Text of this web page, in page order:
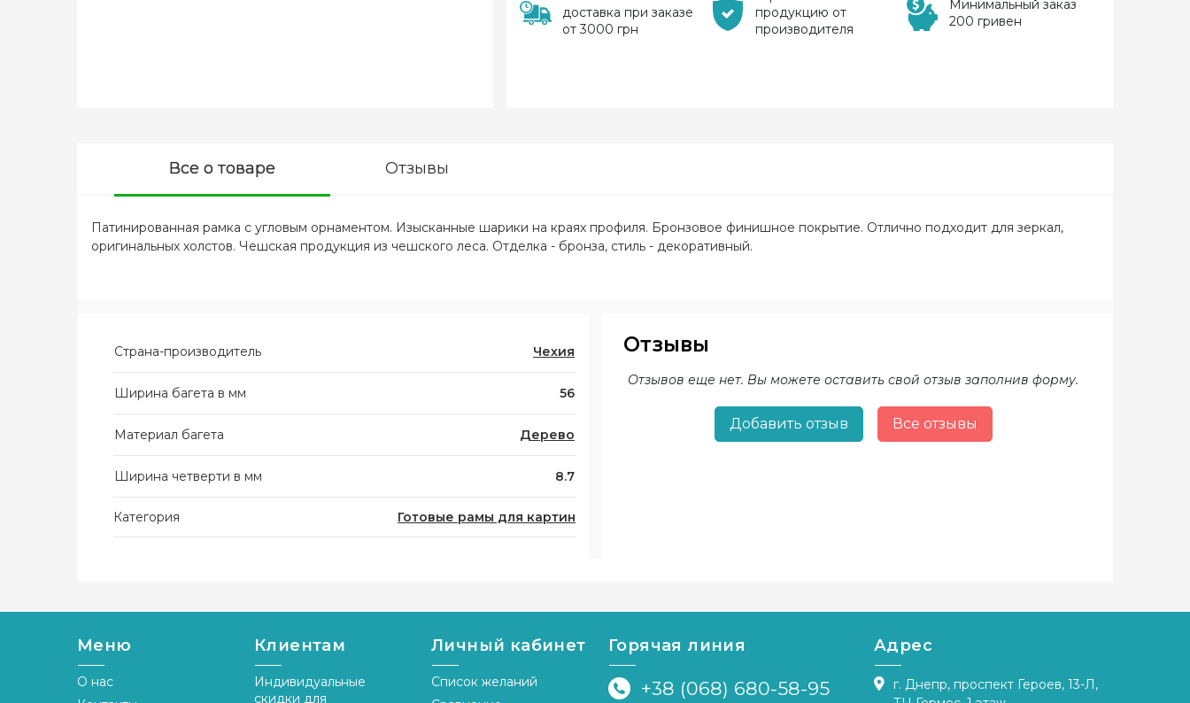
доставка при заказе
от 3000 грн
продукцию от
производителя
Минимальный заказ
200 гривен
Все о товаре Отзывы
Патинированная рамка с угловым орнаментом. Изысканные шарики на краях профиля. Бронзовое финишное покрытие. Отлично подходит для зеркал,
оригинальных холстов. Чешская продукция из чешского леса. Отделка - бронза, стиль - декоративный.
Страна-производитель Чехия
Ширина багета в мм 56
Материал багета Дерево
Ширина четверти в мм 8.7
Категория Готовые рамы для картин
Отзывы
Отзывов еще нет. Вы можете оставить свой отзыв заполнив форму.
Добавить отзыв Все отзывы
Меню
О нас
Клиентам
Индивидуальные
скидки для
Личный кабинет
Список желаний
Горячая линия
+38 (068) 680-58-95
Адрес
г. Днепр, проспект Героев, 13-Л,